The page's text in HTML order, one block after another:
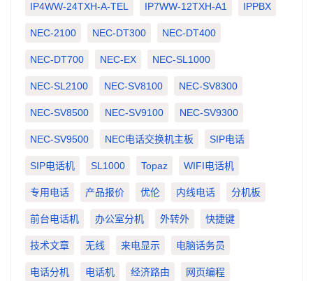
IP4WW-24TXH-A-TEL IP7WW-12TXH-A1 IPPBX
NEC-2100 NEC-DT300 NEC-DT400
NEC-DT700 NEC-EX NEC-SL1000
NEC-SL2100 NEC-SV8100 NEC-SV8300
NEC-SV8500 NEC-SV9100 NEC-SV9300
NEC-SV9500 NEC电话交换机主板 SIP电话
SIP电话机 SL1000 Topaz WIFI电话机
专用电话 产品报价 优伦 内线电话 分机板
前台电话机 办公室分机 外转外 快捷键
技术文章 无线 来电显示 电脑话务员
电话分机 电话机 经济路由 网页编程